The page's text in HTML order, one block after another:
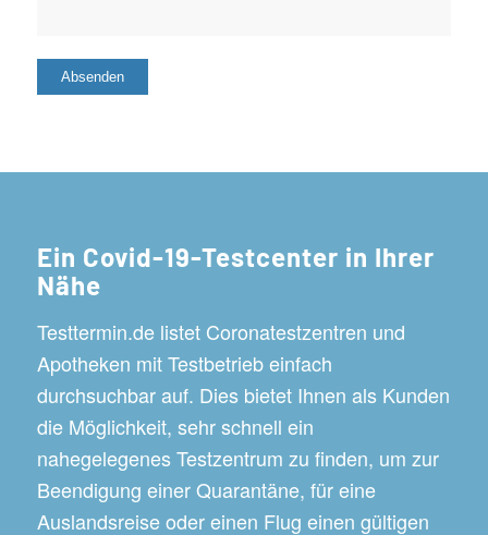
Ein Covid-19-Testcenter in Ihrer
Nähe
Testtermin.de listet Coronatestzentren und
Apotheken mit Testbetrieb einfach
durchsuchbar auf. Dies bietet Ihnen als Kunden
die Möglichkeit, sehr schnell ein
nahegelegenes Testzentrum zu finden, um zur
Beendigung einer Quarantäne, für eine
Auslandsreise oder einen Flug einen gültigen